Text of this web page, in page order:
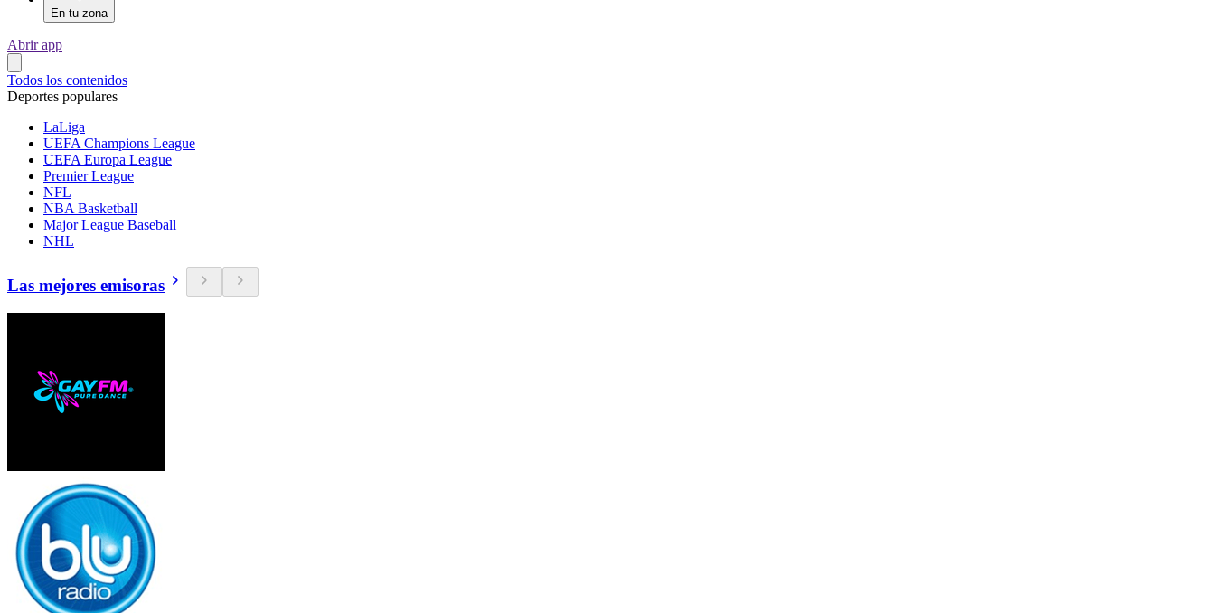
En tu zona
Abrir app
Todos los contenidos
Deportes populares
LaLiga
UEFA Champions League
UEFA Europa League
Premier League
NFL
NBA Basketball
Major League Baseball
NHL
Las mejores emisoras